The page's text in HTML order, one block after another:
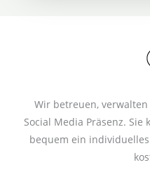
Wir betreuen,
Social Media Präsenz.
bequem ein